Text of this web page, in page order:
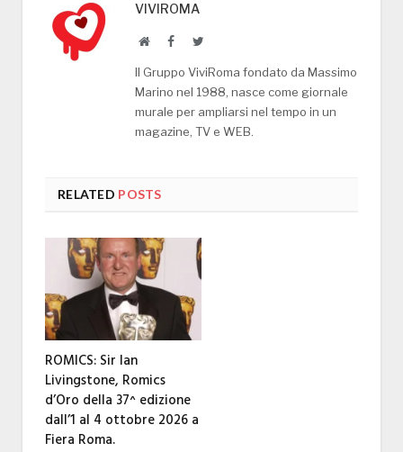
VIVIROMA
WebsiteFacebookTwitter
Il Gruppo ViviRoma fondato da Massimo
Marino nel 1988, nasce come giornale
murale per ampliarsi nel tempo in un
magazine, TV e WEB.
RELATED POSTS
ROMICS: Sir Ian
Livingstone, Romics
d’Oro della 37^ edizione
dall’1 al 4 ottobre 2026 a
Fiera Roma.